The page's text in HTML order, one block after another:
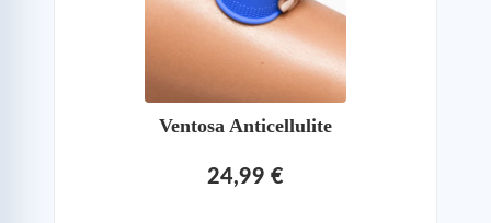
Ventosa Anticellulite
24,99 €